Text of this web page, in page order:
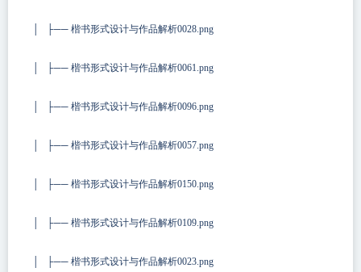
│ ├── 楷书形式设计与作品解析0028.png
│ ├── 楷书形式设计与作品解析0061.png
│ ├── 楷书形式设计与作品解析0096.png
│ ├── 楷书形式设计与作品解析0057.png
│ ├── 楷书形式设计与作品解析0150.png
│ ├── 楷书形式设计与作品解析0109.png
│ ├── 楷书形式设计与作品解析0023.png